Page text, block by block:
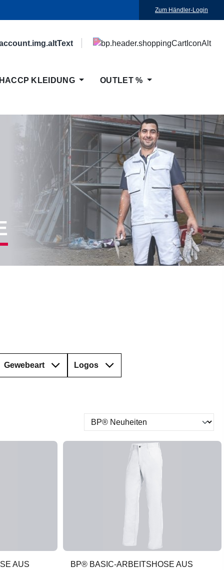
Zum Händler-Login
KLEIDUNG OUTLET %
Gewebeart Logos
AUS
BP® BASIC-ARBEITSHOSE AUS